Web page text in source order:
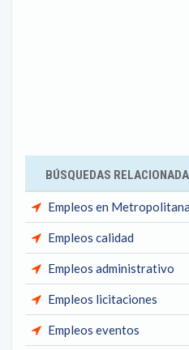
BÚSQUEDAS
Empleos en
Empleos calidad
Empleos administrativo
Empleos licitaciones
Empleos eventos